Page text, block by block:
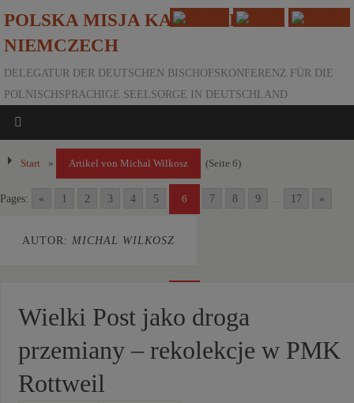
POLSKA MISJA KATOLICKA W
NIEMCZECH
DELEGATUR DER DEUTSCHEN BISCHOFSKONFERENZ FÜR DIE
POLNISCHSPRACHIGE SEELSORGE IN DEUTSCHLAND
Start » Artikel von Michal Wilkosz (Seite 6)
Pages: « 1 2 3 4 5 6 7 8 9 17 »
AUTOR: MICHAL WILKOSZ
Wielki Post jako droga
przemiany – rekolekcje w PMK
Rottweil